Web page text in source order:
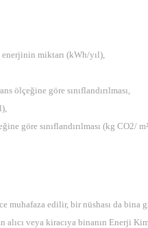
enerjinin miktarı (kWh/yıl),
ölçeğine göre sınıflandırılması,
göre sınıflandırılması (kg CO2/
edilir, bir nüshası da bina
alıcı veya kiracıya binanın Enerji